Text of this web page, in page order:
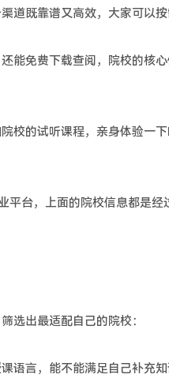
既靠谱又高效，大家可以按
免费下载查阅，院校的核心
的试听课程，亲身体验一
台，上面的院校信息都是经
出最适配自己的院校：
言，能不能满足自己补充知